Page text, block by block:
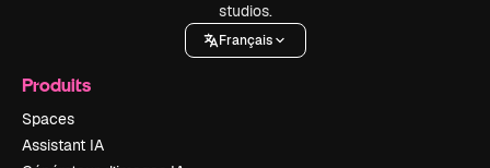
studios.
Français
Produits
Spaces
Assistant IA